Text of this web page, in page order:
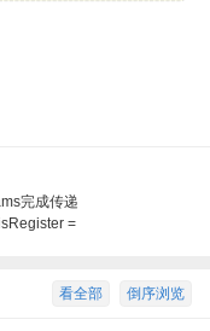
完成传递
=
倒序浏览
看全部